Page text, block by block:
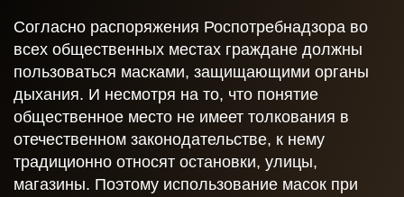
Согласно распоряжения Роспотребнадзора во
всех общественных местах граждане должны
пользоваться масками, защищающими органы
дыхания. И несмотря на то, что понятие
общественное место не имеет толкования в
отечественном законодательстве, к нему
традиционно относят остановки, улицы,
магазины. Поэтому использование масок при